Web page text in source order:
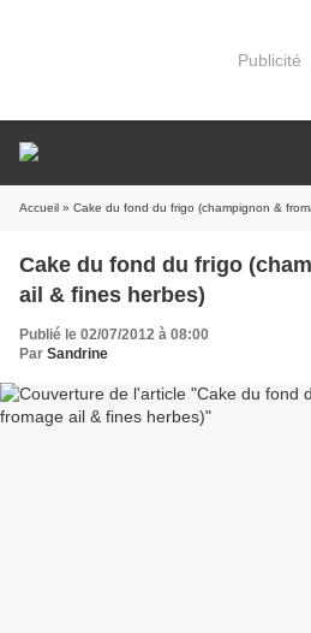
Publicité
Accueil » Cake du fond du frigo (champignon &
Cake du fond du frigo
ail & fines herbes)
Publié le 02/07/2012 à 08:00
Par Sandrine